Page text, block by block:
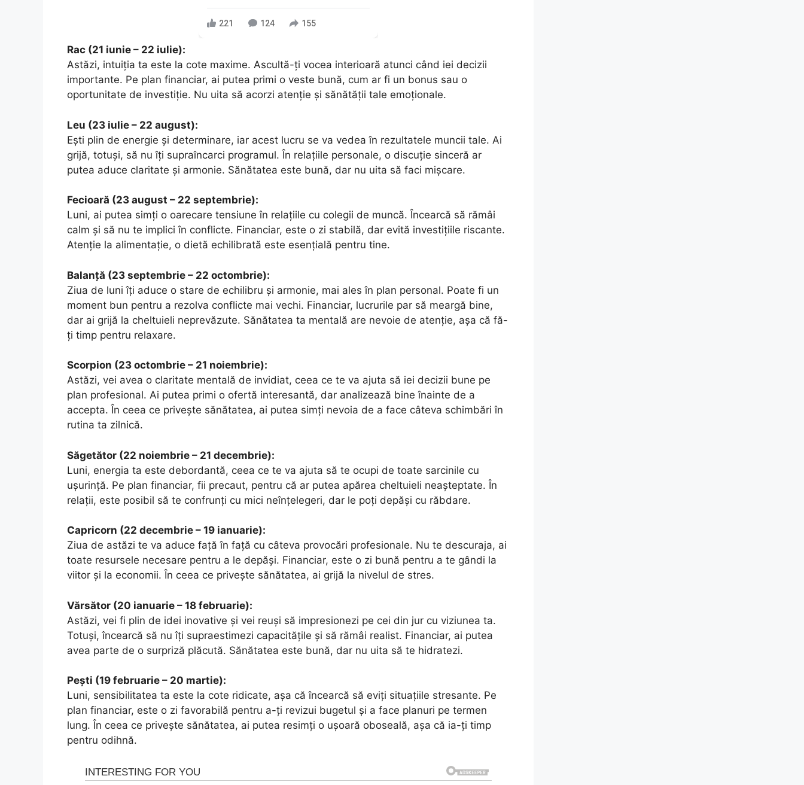
221 124 155
Rac (21 iunie – 22 iulie):
Astăzi, intuiția ta este la cote maxime. Ascultă-ți vocea interioară atunci când iei decizii
importante. Pe plan financiar, ai putea primi o veste bună, cum ar fi un bonus sau o
oportunitate de investiție. Nu uita să acorzi atenție și sănătății tale emoționale.
Leu (23 iulie – 22 august):
Ești plin de energie și determinare, iar acest lucru se va vedea în rezultatele muncii tale. Ai
grijă, totuși, să nu îți supraîncarci programul. În relațiile personale, o discuție sinceră ar
putea aduce claritate și armonie. Sănătatea este bună, dar nu uita să faci mișcare.
Fecioară (23 august – 22 septembrie):
Luni, ai putea simți o oarecare tensiune în relațiile cu colegii de muncă. Încearcă să rămâi
calm și să nu te implici în conflicte. Financiar, este o zi stabilă, dar evită investițiile riscante.
Atenție la alimentație, o dietă echilibrată este esențială pentru tine.
Balanță (23 septembrie – 22 octombrie):
Ziua de luni îți aduce o stare de echilibru și armonie, mai ales în plan personal. Poate fi un
moment bun pentru a rezolva conflicte mai vechi. Financiar, lucrurile par să meargă bine,
dar ai grijă la cheltuieli neprevăzute. Sănătatea ta mentală are nevoie de atenție, așa că fă-
ți timp pentru relaxare.
Scorpion (23 octombrie – 21 noiembrie):
Astăzi, vei avea o claritate mentală de invidiat, ceea ce te va ajuta să iei decizii bune pe
plan profesional. Ai putea primi o ofertă interesantă, dar analizează bine înainte de a
accepta. În ceea ce privește sănătatea, ai putea simți nevoia de a face câteva schimbări în
rutina ta zilnică.
Săgetător (22 noiembrie – 21 decembrie):
Luni, energia ta este debordantă, ceea ce te va ajuta să te ocupi de toate sarcinile cu
ușurință. Pe plan financiar, fii precaut, pentru că ar putea apărea cheltuieli neașteptate. În
relații, este posibil să te confrunți cu mici neînțelegeri, dar le poți depăși cu răbdare.
Capricorn (22 decembrie – 19 ianuarie):
Ziua de astăzi te va aduce față în față cu câteva provocări profesionale. Nu te descuraja, ai
toate resursele necesare pentru a le depăși. Financiar, este o zi bună pentru a te gândi la
viitor și la economii. În ceea ce privește sănătatea, ai grijă la nivelul de stres.
Vărsător (20 ianuarie – 18 februarie):
Astăzi, vei fi plin de idei inovative și vei reuși să impresionezi pe cei din jur cu viziunea ta.
Totuși, încearcă să nu îți supraestimezi capacitățile și să rămâi realist. Financiar, ai putea
avea parte de o surpriză plăcută. Sănătatea este bună, dar nu uita să te hidratezi.
Pești (19 februarie – 20 martie):
Luni, sensibilitatea ta este la cote ridicate, așa că încearcă să eviți situațiile stresante. Pe
plan financiar, este o zi favorabilă pentru a-ți revizui bugetul și a face planuri pe termen
lung. În ceea ce privește sănătatea, ai putea resimți o ușoară oboseală, așa că ia-ți timp
pentru odihnă.